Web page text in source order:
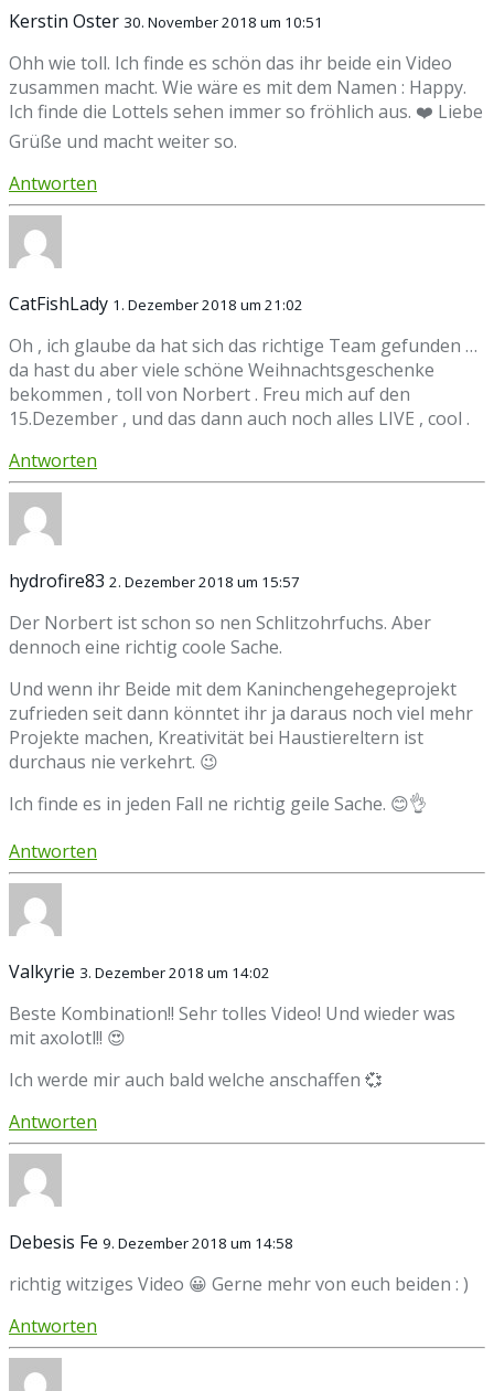
Kerstin Oster 30. November 2018 um 10:51
Ohh wie toll. Ich finde es schön das ihr beide ein Video
zusammen macht. Wie wäre es mit dem Namen : Happy.
Ich finde die Lottels sehen immer so fröhlich aus. ❤️ Liebe
Grüße und macht weiter so.
Antworten
CatFishLady 1. Dezember 2018 um 21:02
Oh , ich glaube da hat sich das richtige Team gefunden …
da hast du aber viele schöne Weihnachtsgeschenke
bekommen , toll von Norbert . Freu mich auf den
15.Dezember , und das dann auch noch alles LIVE , cool .
Antworten
hydrofire83 2. Dezember 2018 um 15:57
Der Norbert ist schon so nen Schlitzohrfuchs. Aber
dennoch eine richtig coole Sache.
Und wenn ihr Beide mit dem Kaninchengehegeprojekt
zufrieden seit dann könntet ihr ja daraus noch viel mehr
Projekte machen, Kreativität bei Haustiereltern ist
durchaus nie verkehrt. 😉
Ich finde es in jeden Fall ne richtig geile Sache. 😊👌
Antworten
Valkyrie 3. Dezember 2018 um 14:02
Beste Kombination!! Sehr tolles Video! Und wieder was
mit axolotl!! 😍
Ich werde mir auch bald welche anschaffen 💞
Antworten
Debesis Fe 9. Dezember 2018 um 14:58
richtig witziges Video 😀 Gerne mehr von euch beiden : )
Antworten